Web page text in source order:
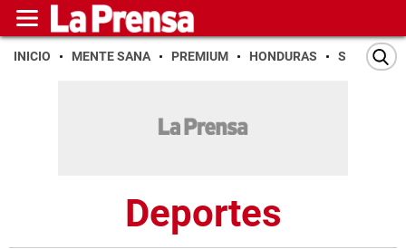
INICIO MENTE SANA PREMIUM HONDURAS SAN PEDRO
Deportes